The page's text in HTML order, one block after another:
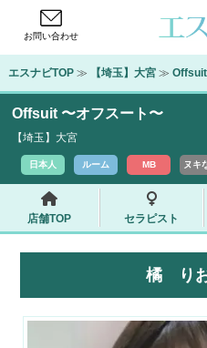
お問い合わせ
エスナビTOP ≫ 【埼玉】大宮 ≫
Offsuit 〜オフスート〜
【埼玉】大宮
日本人 ルーム MB ヌキ
店舗TOP セラピスト
橘 りお